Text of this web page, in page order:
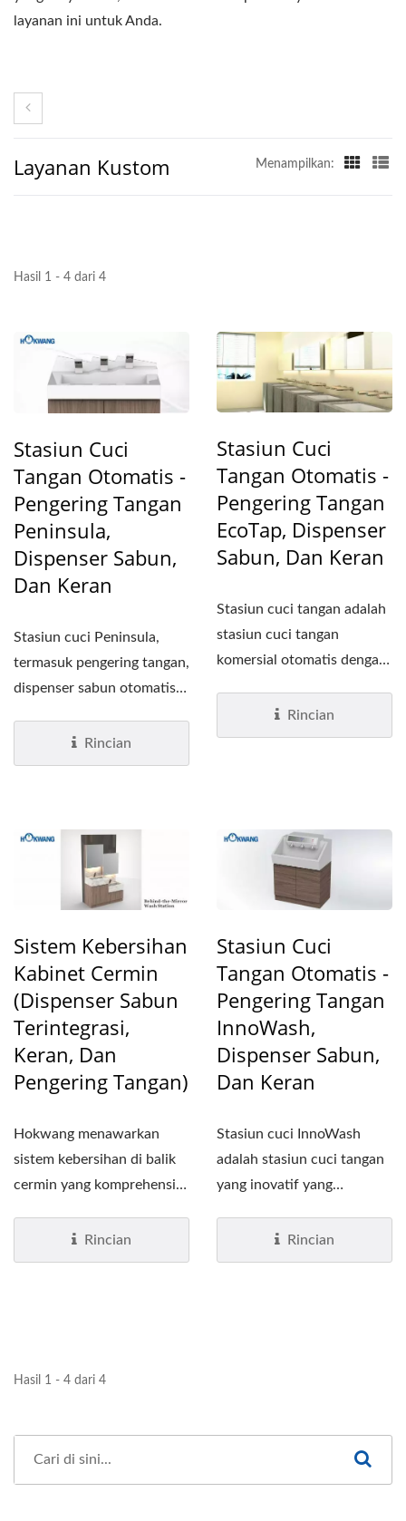
layanan ini untuk Anda.
Layanan Kustom Menampilkan:
Hasil 1 - 4 dari 4
Stasiun Cuci
Tangan Otomatis -
Pengering Tangan
Peninsula,
Dispenser Sabun,
Dan Keran
Stasiun cuci Peninsula,
termasuk pengering tangan,
dispenser sabun otomatis,
Rincian
Stasiun Cuci
Tangan Otomatis -
Pengering Tangan
EcoTap, Dispenser
Sabun, Dan Keran
Stasiun cuci tangan adalah
stasiun cuci tangan
komersial otomatis dengan
Rincian
Sistem Kebersihan
Kabinet Cermin
(Dispenser Sabun
Terintegrasi,
Keran, Dan
Pengering Tangan)
Hokwang menawarkan
sistem kebersihan di balik
cermin yang komprehensif
Rincian
Stasiun Cuci
Tangan Otomatis -
Pengering Tangan
InnoWash,
Dispenser Sabun,
Dan Keran
Stasiun cuci InnoWash
adalah stasiun cuci tangan
yang inovatif yang
pencucian,...Rincian
Hasil 1 - 4 dari 4